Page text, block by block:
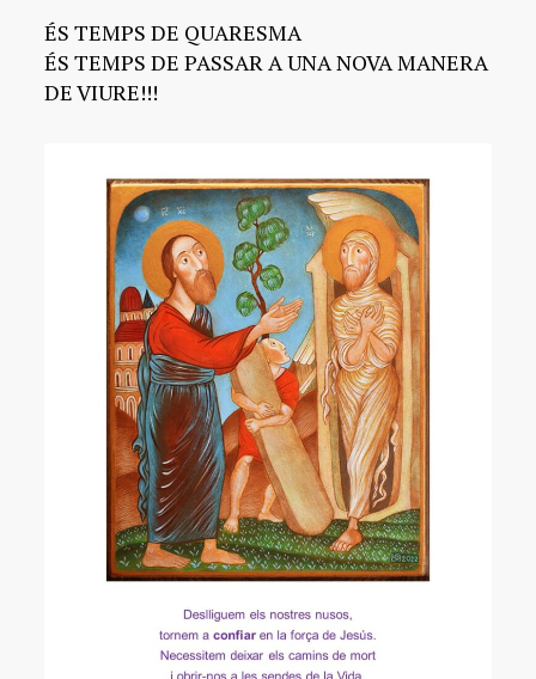
ÉS TEMPS DE QUARESMA
ÉS TEMPS DE PASSAR A UNA NOVA MANERA
DE VIURE!!!